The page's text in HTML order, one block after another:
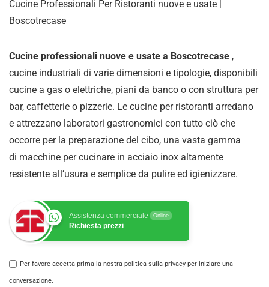
Cucine Professionali Per Ristoranti nuove e usate |
Boscotrecase
Cucine professionali nuove e usate a Boscotrecase ,
cucine industriali di varie dimensioni e tipologie, disponibili
cucine a gas o elettriche, piani da banco o con struttura per
bar, caffetterie o pizzerie. Le cucine per ristoranti arredano
e attrezzano laboratori gastronomici con tutto ciò che
occorre per la preparazione del cibo, una vasta gamma
di macchine per cucinare in acciaio inox altamente
resistente all’usura e semplice da pulire ed igienizzare.
Assistenza commerciale Online
Richiesta prezzi
Per favore accetta prima la nostra politica sulla privacy per iniziare una
conversazione.